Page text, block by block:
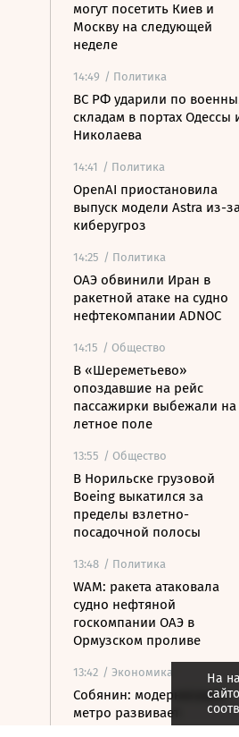
могут посетить Киев и
Москву на следующей
неделе
14:49 / Политика
ВС РФ ударили по
складам в портах Одессы
Николаева
14:41 / Политика
OpenAI приостановила
выпуск модели Astra из-
киберугроз
14:25 / Политика
ОАЭ обвинили Иран в
ракетной атаке на судно
нефтекомпании ADNOC
14:15 / Общество
В «Шереметьево»
опоздавшие на рейс
пассажирки выбежали на
летное поле
13:55 / Общество
В Норильске грузовой
Boeing выкатился за
пределы взлетно-
посадочной полосы
13:48 / Политика
WAM: ракета атаковала
судно нефтяной
госкомпании ОАЭ в
Ормузском проливе
13:42 / Экономика
Собянин: модернизация
метро развивает
На